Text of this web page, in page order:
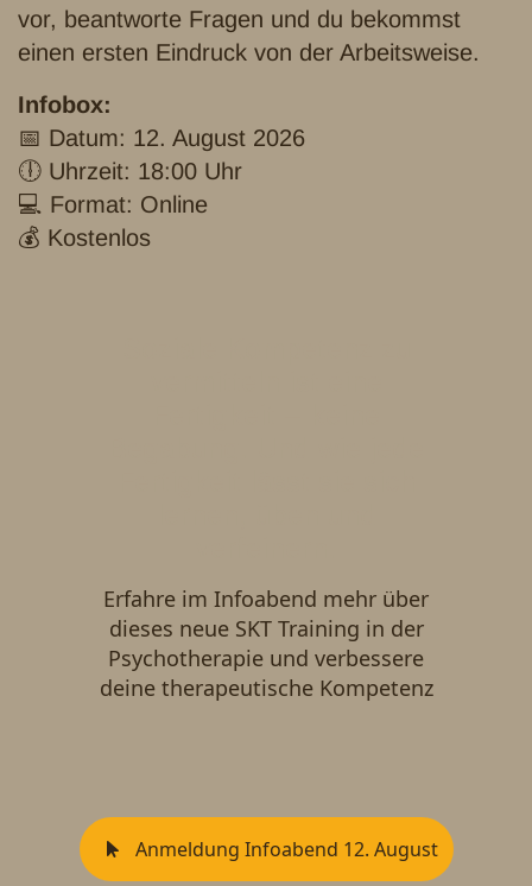
vor, beantworte Fragen und du bekommst
einen ersten Eindruck von der Arbeitsweise.
Infobox:
📅 Datum: 12. August 2026
🕕 Uhrzeit: 18:00 Uhr
💻 Format: Online
💰 Kostenlos
Erfahre im Infoabend mehr über
dieses neue SKT Training in der
Psychotherapie und verbessere
deine therapeutische Kompetenz
Anmeldung Infoabend 12. August